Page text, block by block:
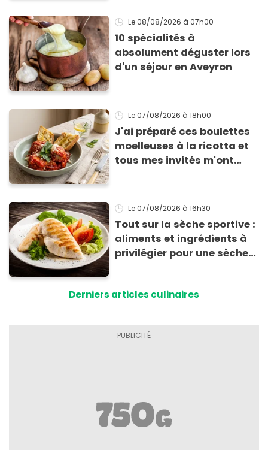
Le 08/08/2026 à 07h00
10 spécialités à
absolument déguster lors
d'un séjour en Aveyron
Le 07/08/2026 à 18h00
J'ai préparé ces boulettes
moelleuses à la ricotta et
tous mes invités m'ont
Le 07/08/2026 à 16h30
Tout sur la sèche sportive :
aliments et ingrédients à
privilégier pour une sèche
Derniers articles culinaires